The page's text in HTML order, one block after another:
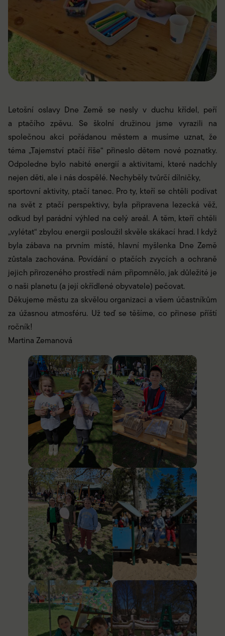
Letošní oslavy Dne Země se nesly v duchu křídel, peří
a ptačího zpěvu. Se školní družinou jsme vyrazili na
společnou akci pořádanou městem a musíme uznat, že
téma „Tajemství ptačí říše“ přineslo dětem nové poznatky.
Odpoledne bylo nabité energií a aktivitami, které nadchly
nejen děti, ale i nás dospělé. Nechyběly tvůrčí dílničky,
sportovní aktivity, ptačí tanec. Pro ty, kteří se chtěli podívat
na svět z ptačí perspektivy, byla připravena lezecká věž,
odkud byl parádní výhled na celý areál. A těm, kteří chtěli
„vylétat“ zbylou energii posloužil skvěle skákací hrad. I když
byla zábava na prvním místě, hlavní myšlenka Dne Země
zůstala zachována. Povídání o ptačích zvycích a ochraně
jejich přirozeného prostředí nám připomnělo, jak důležité je
o naši planetu (a její okřídlené obyvatele) pečovat.
Děkujeme městu za skvělou organizaci a všem účastníkům
za úžasnou atmosféru. Už teď se těšíme, co přinese příští
ročník!
Martina Zemanová